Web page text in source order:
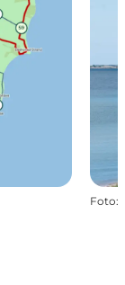
Foto: